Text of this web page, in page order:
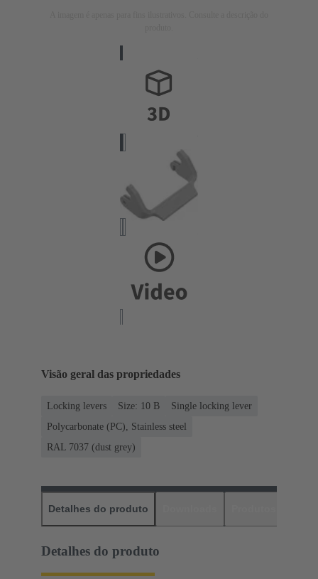
Visão geral das propriedades
Locking levers Size: 10 B
Single locking lever
Polycarbonate (PC), Stainless steel
RAL 7037 (dust grey)
Detalhes do produto
Detalhes do produto